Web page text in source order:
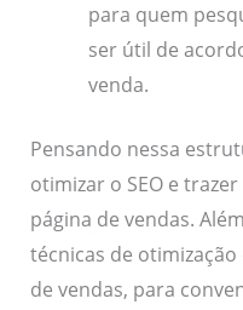
para quem
ser útil de
venda.
Pensando nessa
otimizar o SEO e
página de vendas.
técnicas de
de vendas, para